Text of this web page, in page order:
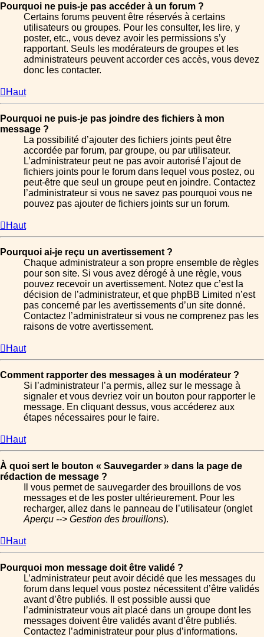
Pourquoi ne puis-je pas accéder à un forum ?
Certains forums peuvent être réservés à certains
utilisateurs ou groupes. Pour les consulter, les lire, y
poster, etc., vous devez avoir les permissions s’y
rapportant. Seuls les modérateurs de groupes et les
administrateurs peuvent accorder ces accès, vous devez
donc les contacter.
Haut
Pourquoi ne puis-je pas joindre des fichiers à mon
message ?
La possibilité d’ajouter des fichiers joints peut être
accordée par forum, par groupe, ou par utilisateur.
L’administrateur peut ne pas avoir autorisé l’ajout de
fichiers joints pour le forum dans lequel vous postez, ou
peut-être que seul un groupe peut en joindre. Contactez
l’administrateur si vous ne savez pas pourquoi vous ne
pouvez pas ajouter de fichiers joints sur un forum.
Haut
Pourquoi ai-je reçu un avertissement ?
Chaque administrateur a son propre ensemble de règles
pour son site. Si vous avez dérogé à une règle, vous
pouvez recevoir un avertissement. Notez que c’est la
décision de l’administrateur, et que phpBB Limited n’est
pas concerné par les avertissements d’un site donné.
Contactez l’administrateur si vous ne comprenez pas les
raisons de votre avertissement.
Haut
Comment rapporter des messages à un modérateur ?
Si l’administrateur l’a permis, allez sur le message à
signaler et vous devriez voir un bouton pour rapporter le
message. En cliquant dessus, vous accéderez aux
étapes nécessaires pour le faire.
Haut
À quoi sert le bouton « Sauvegarder » dans la page de
rédaction de message ?
Il vous permet de sauvegarder des brouillons de vos
messages et de les poster ultérieurement. Pour les
recharger, allez dans le panneau de l’utilisateur (onglet
Aperçu --> Gestion des brouillons).
Haut
Pourquoi mon message doit être validé ?
L’administrateur peut avoir décidé que les messages du
forum dans lequel vous postez nécessitent d’être validés
avant d’être publiés. Il est possible aussi que
l’administrateur vous ait placé dans un groupe dont les
messages doivent être validés avant d’être publiés.
Contactez l’administrateur pour plus d’informations.